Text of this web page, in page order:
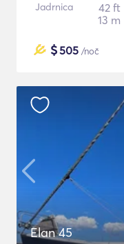
Jadrnica
42 ft
13 m
$505 /noč
Elan 45